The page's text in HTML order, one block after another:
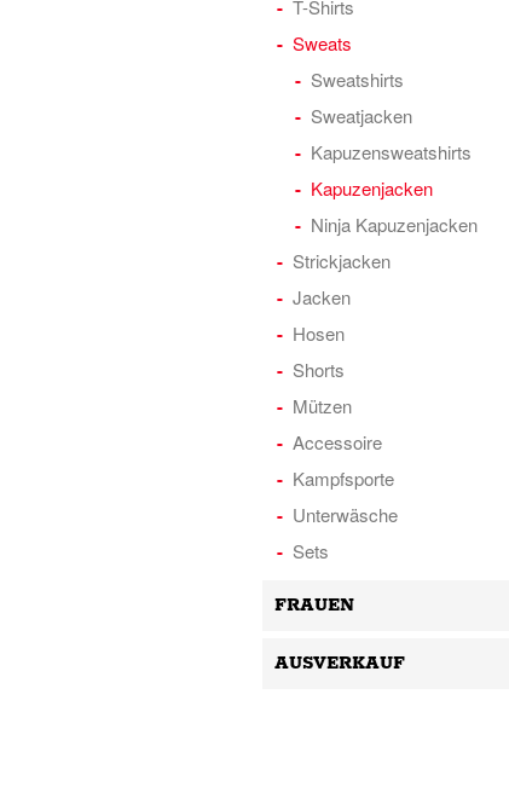
T-Shirts
Sweats
Sweatshirts
Sweatjacken
Kapuzensweatshirts
Kapuzenjacken
Ninja Kapuzenjacken
Strickjacken
Jacken
Hosen
Shorts
Mützen
Accessoire
Kampfsporte
Unterwäsche
Sets
FRAUEN
AUSVERKAUF